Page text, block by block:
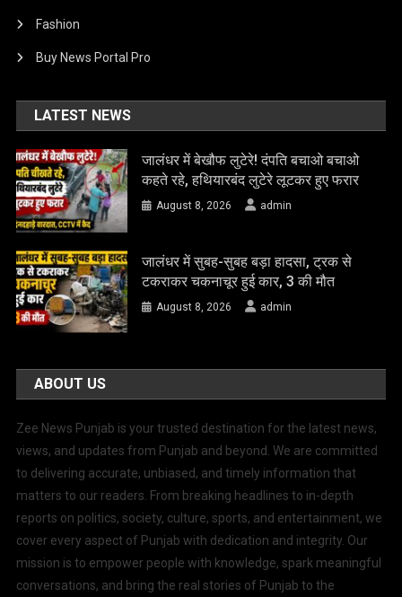
Fashion
Buy News Portal Pro
LATEST NEWS
जालंधर में बेखौफ लुटेरे! दंपति बचाओ बचाओ
कहते रहे, हथियारबंद लुटेरे लूटकर हुए फरार
August 8, 2026 admin
जालंधर में सुबह-सुबह बड़ा हादसा, ट्रक से
टकराकर चकनाचूर हुई कार, 3 की मौत
August 8, 2026 admin
ABOUT US
Zee News Punjab is your trusted destination for the latest news,
views, and updates from Punjab and beyond. We are committed
to delivering accurate, unbiased, and timely information that
matters to our readers. From breaking headlines to in-depth
reports on politics, society, culture, sports, and entertainment, we
cover every aspect of Punjab with dedication and integrity. Our
mission is to empower people with knowledge, spark meaningful
conversations, and bring the real stories of Punjab to the